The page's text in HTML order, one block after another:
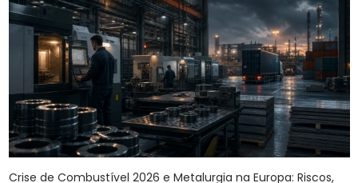
Crise de Combustível 2026 e Metalurgia na Europa: Riscos,